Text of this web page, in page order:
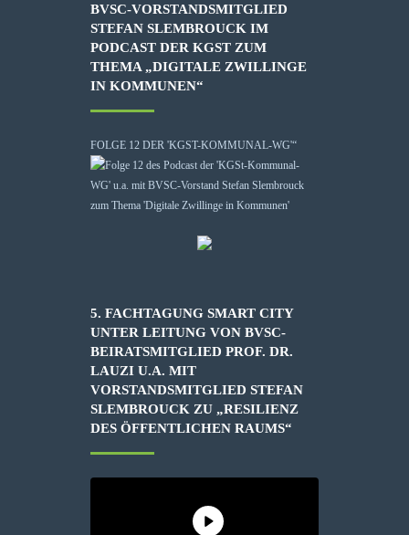
BVSC-VORSTANDSMITGLIED
STEFAN SLEMBROUCK IM
PODCAST DER KGST ZUM
THEMA „DIGITALE ZWILLINGE
IN KOMMUNEN“
FOLGE 12 DER 'KGST-KOMMUNAL-WG'“
5. FACHTAGUNG SMART CITY
UNTER LEITUNG VON BVSC-
BEIRATSMITGLIED PROF. DR.
LAUZI U.A. MIT
VORSTANDSMITGLIED STEFAN
SLEMBROUCK ZU „RESILIENZ
DES ÖFFENTLICHEN RAUMS“